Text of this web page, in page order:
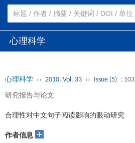
心理科学
心理科学 ›› 2010, Vol. 33 ›› Issue (5) :
研究报告与论文
合理性对中文句子阅读影响的眼动研究
作者信息 +